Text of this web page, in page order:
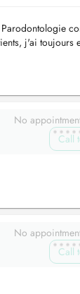
j'ai toujours
No
Call
No
Call